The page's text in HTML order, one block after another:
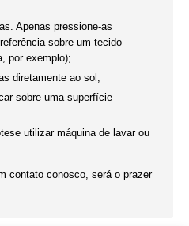
Apenas pressione-as
sobre um tecido
por exemplo);
diretamente ao sol;
sobre uma superfície
utilizar máquina de lavar ou
contato conosco, será o prazer